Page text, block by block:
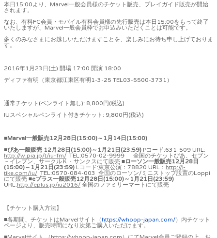
本日15:00より、Marvel一般会員様のチケット販売、プレイガイド販売が開始
されます。
なお、有料FC会員・モバイル有料会員様の先行販売は本日15:00をもって終了
いたしますが、Marvel一般会員枠でお申込みいただくことは可能です。
多くのみなさまにお越しいただけますことを、楽しみにお待ち申し上げておりま
す。
2016年1月23日(土) 開場 17:00 開演 18:00
ディファ有明（東京都江東区有明1-3-25 TEL03-5500-3731）
通常チケット(ペンライト無し): 8,800円(税込)
IUスペシャルペンライト付きチケット: 9,800円(税込)
■Marvel一般販売12月 28 日 (15:00)～ 1 月 14 日 (15:00)
■ぴあ一般販売 12月 28 日 (15:00)～ 1 月 21 日 (23:59) Pコード:631-509 URL:
http://w.pia.jp/t/iu-fm/ TEL:0570-02-9999 全国のチケットぴあ、セブン
－イレブン、サークルＫ・サンクスにて販売 ■ローソン一般販売12月 28 日
(15:00)～ 1 月 21 日 (23:59) Lコード:東京公演：78820 URL： http://l-
tike.com/iu/ TEL:0570-084-003 全国のローソン/ミニストップ設置のLoppi
にて販売 ■eプラス一般販売12月 28 日 (15:00)～ 1 月 21 日 (23:59)
URL:http://eplus.jp/iu2016/ 全国のファミリーマートにて販売
【チケット購入方法】
■各期間、チケットはMarvelサイト（https://whoop-japan.com/）内チケット
ページより、販売時間になり次第ご購入いただけます。